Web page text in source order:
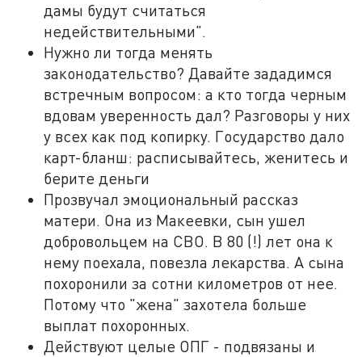
дамы будут считаться
недействительными".
Нужно ли тогда менять
законодательство? Давайте зададимся
встречным вопросом: а кто тогда черным
вдовам уверенность дал? Разговоры у них
у всех как под копирку. Государство дало
карт-бланш: расписывайтесь, женитесь и
берите деньги
Прозвучал эмоциональный рассказ
матери. Она из Макеевки, сын ушел
добровольцем на СВО. В 80 (!) лет она к
нему поехала, повезла лекарства. А сына
похоронили за сотни километров от нее.
Потому что "жена" захотела больше
выплат похоронных.
Действуют целые ОПГ - подвязаны и